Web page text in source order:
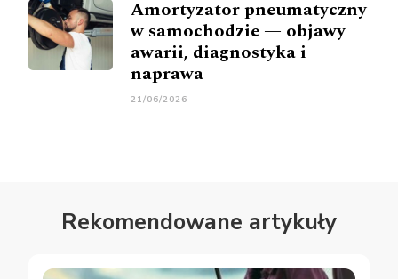
Amortyzator pneumatyczny
w samochodzie — objawy
awarii, diagnostyka i
naprawa
21/06/2026
Rekomendowane artykuły